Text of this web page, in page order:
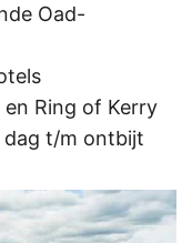
Oad-
Ring of Kerry
dag t/m ontbijt